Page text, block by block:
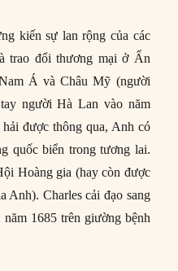
kiến sự lan rộng của các
trao đổi thương mại ở Ấn
Á và Châu Mỹ (người
người Hà Lan vào năm
được thông qua, Anh có
quốc biển trong tương lai.
Hoàng gia (hay còn được
Anh). Charles cải đạo sang
1685 trên giường bệnh